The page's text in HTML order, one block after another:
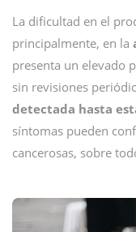
La dificultad en el
principalmente, en la
presenta un elevado
sin revisiones
detectada hasta
síntomas pueden
cancerosas, sobre